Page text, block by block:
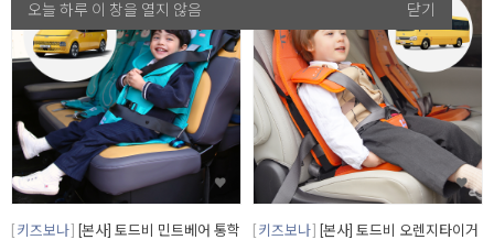
오늘 하루 이 창을 열지 않음 닫기
오늘 하루 이 창을 열지 않음 닫기
키즈보나
[본사] 토드비 민트베어 통학
키즈보나
[본사] 토드비 오렌지타이거